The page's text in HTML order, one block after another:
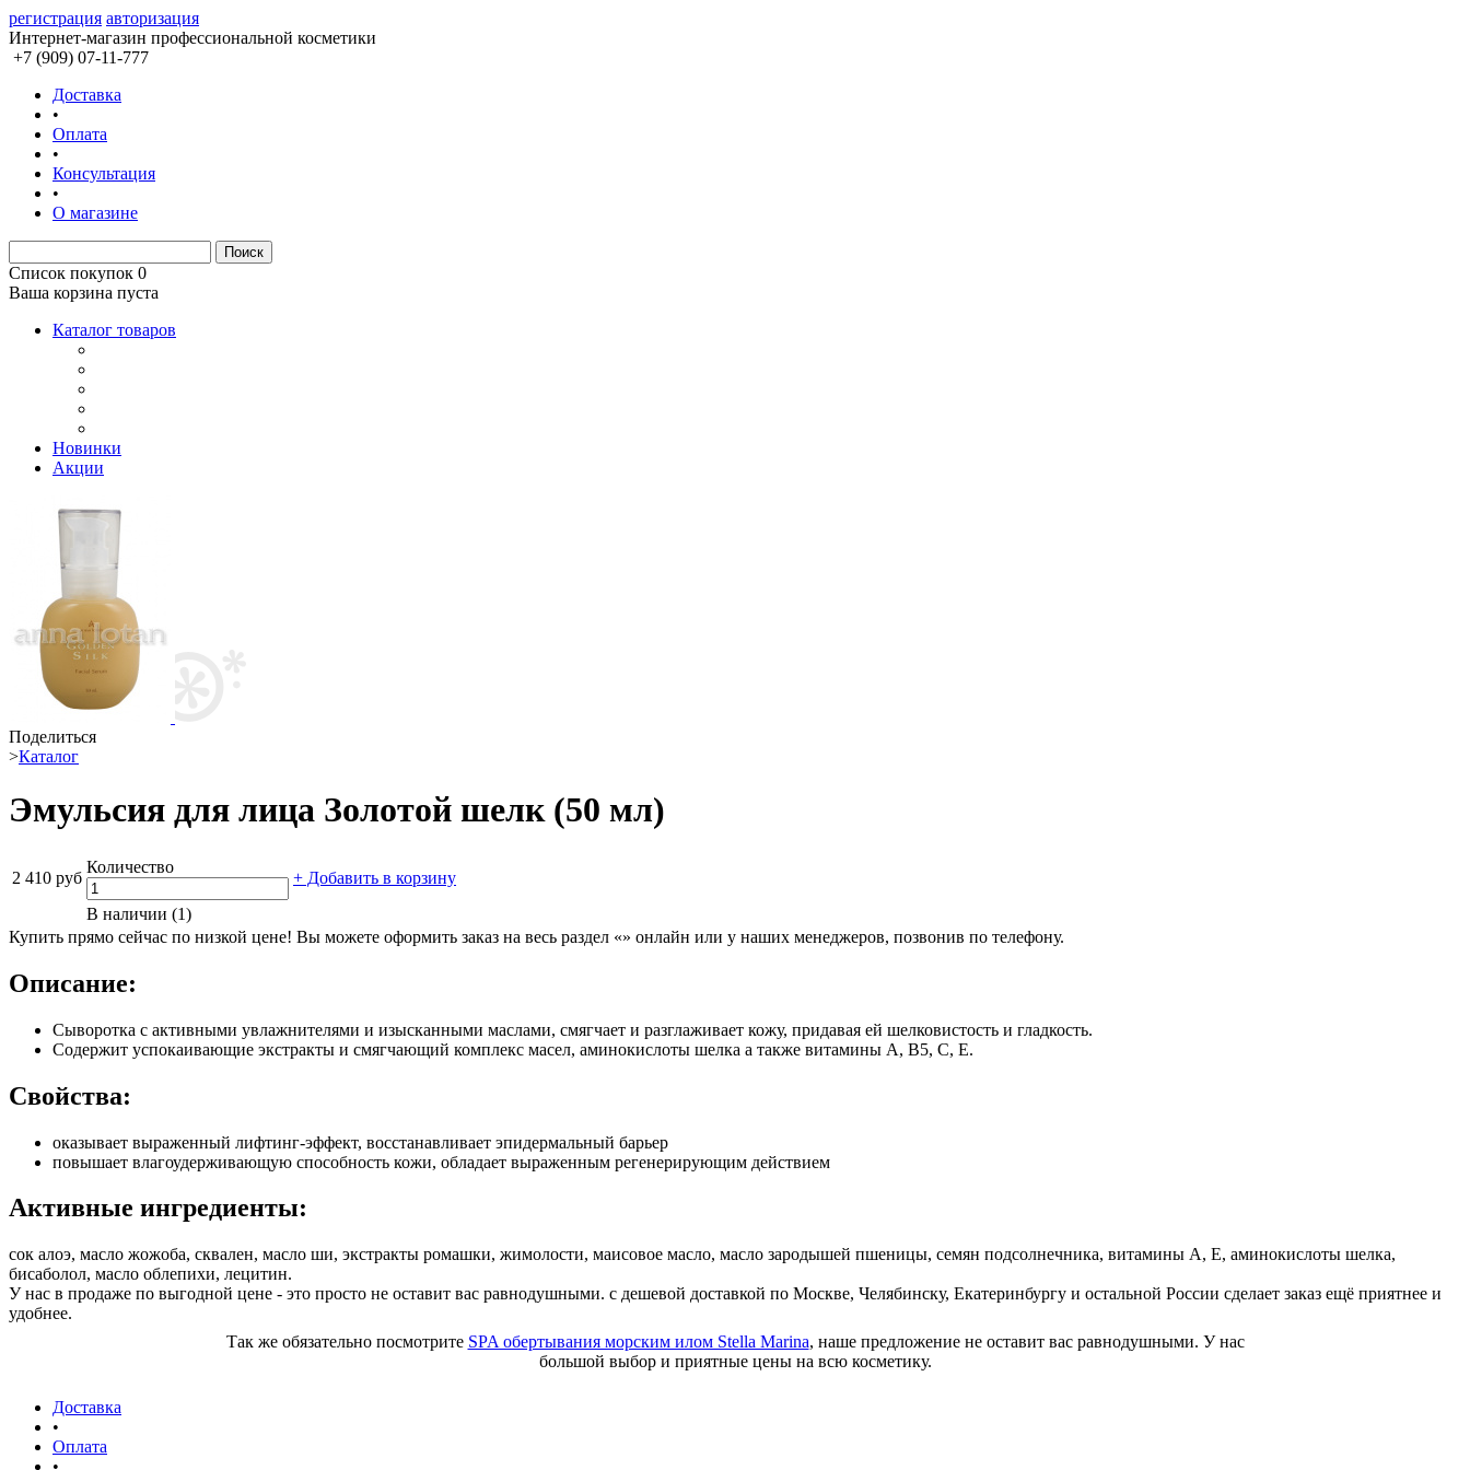
регистрация авторизация
Интернет-магазин профессиональной косметики
+7 (909) 07-11-777
Доставка
•
Оплата
•
Консультация
•
О магазине
Список покупок 0
Ваша корзина пуста
Каталог товаров
Новинки
Акции
Поделиться
>Каталог
Эмульсия для лица Золотой шелк (50 мл)
2 410 руб
Количество
+ Добавить в корзину
В наличии (1)
Купить прямо сейчас по низкой цене! Вы можете оформить заказ на весь раздел «» онлайн или у наших менеджеров, позвонив по телефону.
Описание:
Сыворотка с активными увлажнителями и изысканны­ми маслами, смягчает и разглаживает кожу, придавая ей шелковистость и гладкость.
Содержит успокаиваю­щие экстракты и смягчающий комплекс масел, амино­кислоты шелка а также витамины А, В5, С, Е.
Свойства:
оказывает выраженный лифтинг-эффект, восстанав­ливает эпидермальный барьер
повышает влагоудерживающую способность кожи, обладает выраженным регенерирующим действием
Активные ингредиенты:
сок алоэ, масло жожоба, сквален, масло ши, экстракты ромашки, жимолости, маисовое масло, масло зародышей пшеницы, семян подсолнечника, витамины А, Е, аминокислоты шелка,
бисаболол, масло облепихи, лецитин.
У нас в продаже по выгодной цене - это просто не оставит вас равнодушными. с дешевой доставкой по Москве, Челябинску, Екатеринбургу и остальной России сделает заказ ещё приятнее и
удобнее.
Так же обязательно посмотрите SPA обертывания морским илом Stella Marina, наше предложение не оставит вас равнодушными. У нас
большой выбор и приятные цены на всю косметику.
Доставка
•
Оплата